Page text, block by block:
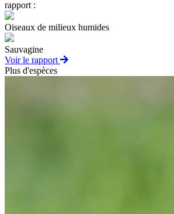
rapport :
Oiseaux de milieux humides
Sauvagine
Voir le rapport
Plus d'espèces